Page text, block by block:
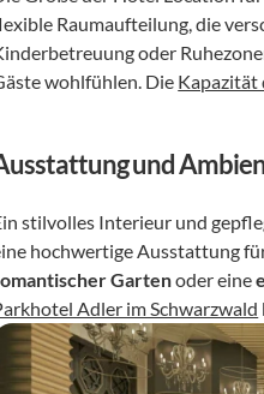
Raumaufteilung, die
oder
wohlfühlen. Die Kapazität
und
stilvolles Interieur und
Garten oder eine
Adler im Schwarzwald